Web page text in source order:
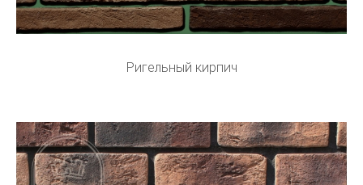
Ригельный кирпич